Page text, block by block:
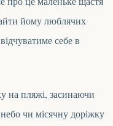
йомулюблячих
себе в
на пляжі, засинаючи
чи місячну доріжку